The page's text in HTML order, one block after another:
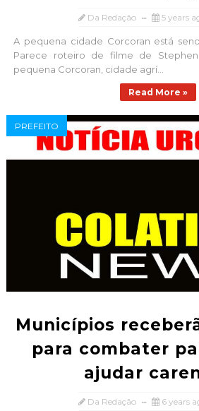
Da Redação 5 years
A pequena cidade Corcoran está
Parece roteiro de filme de
pequena Corcoran, cidade agrí...
Read More »
PREFEITO
Municípios
para combater
ajudar
Da Redação 6 years